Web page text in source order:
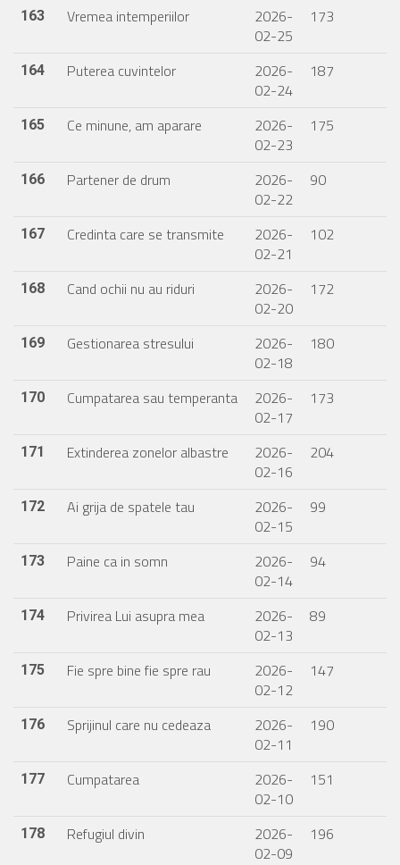
163 Vremea intemperiilor
2026-
02-25
173
164 Puterea cuvintelor
2026-
02-24
187
165 Ce minune, am aparare
2026-
02-23
175
166 Partener de drum
2026-
02-22
90
167 Credinta care se transmite
2026-
02-21
102
168 Cand ochii nu au riduri
2026-
02-20
172
169 Gestionarea stresului
2026-
02-18
180
170 Cumpatarea sau temperanta
2026-
02-17
173
171 Extinderea zonelor albastre
2026-
02-16
204
172 Ai grija de spatele tau
2026-
02-15
99
173 Paine ca in somn
2026-
02-14
94
174 Privirea Lui asupra mea
2026-
02-13
89
175 Fie spre bine fie spre rau
2026-
02-12
147
176 Sprijinul care nu cedeaza
2026-
02-11
190
177 Cumpatarea
2026-
02-10
151
178 Refugiul divin
2026-
02-09
196